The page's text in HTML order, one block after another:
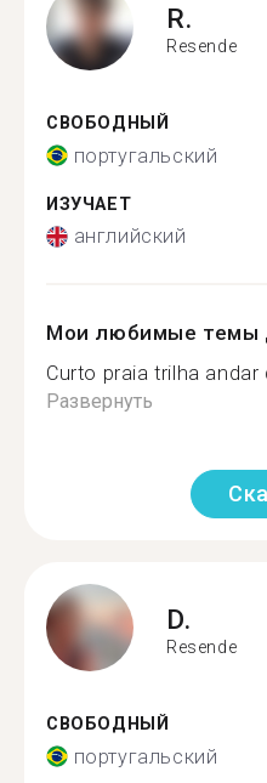
R.
Resende
СВОБОДНЫЙ
португальский
ИЗУЧАЕТ
английский
Мои любимые темы
Curto praia trilha andar
Развернуть
D.
Resende
СВОБОДНЫЙ
португальский